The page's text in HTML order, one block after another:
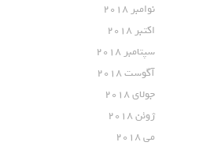
نوامبر 2018
اکتبر 2018
سپتامبر 2018
آگوست 2018
جولای 2018
ژوئن 2018
می 2018